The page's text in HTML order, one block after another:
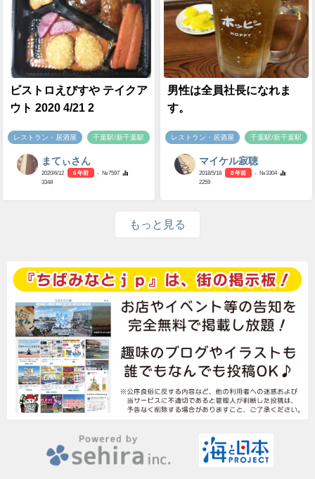
ビストロえびすや テイクア
ウト 2020 4/21 2
レストラン・居酒屋 千葉駅/新千葉駅
まてぃさん
2020/6/12 6 年前
- №7597
3348
男性は全員社長になれま
す。
レストラン・居酒屋 千葉駅/新千葉駅
マイケル寂聴
2018/5/18 8 年前
- №3304
2259
もっと見る